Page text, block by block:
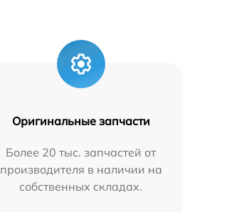
Оригинальные запчасти
Более 20 тыс. запчастей от
производителя в наличии на
собственных складах.